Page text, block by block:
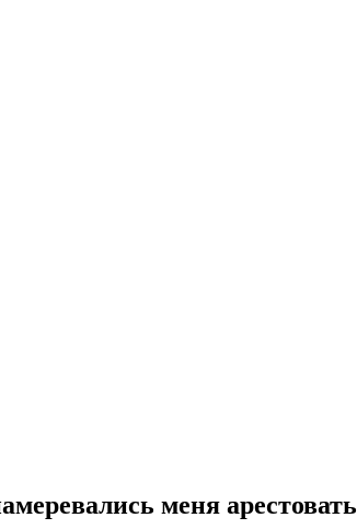
меня арестовать